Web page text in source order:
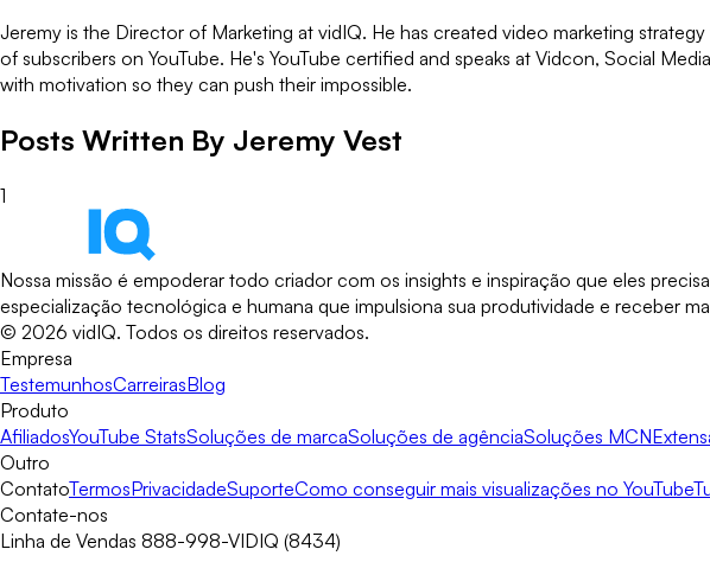
Jeremy is the Director of Marketing at vidIQ. He has created video marketing
of subscribers on YouTube. He's YouTube certified and speaks at Vidcon, Social
with motivation so they can push their impossible.
Posts Written By Jeremy Vest
1
Nossa missão é empoderar todo criador com os insights e inspiração que eles
especialização tecnológica e humana que impulsiona sua produtividade e receber
© 2026 vidIQ. Todos os direitos reservados.
Empresa
TestemunhosCarreirasBlog
Produto
AfiliadosYouTube StatsSoluções de marcaSoluções de agênciaSoluções MCN
Outro
ContatoTermosPrivacidadeSuporteComo conseguir mais visualizações no YouTube
Contate-nos
Linha de Vendas 888-998-VIDIQ (8434)